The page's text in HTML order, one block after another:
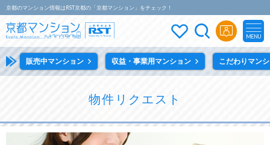
京都のマンション情報はRST京都の「京都マンション」をチェック！
MENU
販売中マンション 収益・事業用マンション こだわりマン
物件リクエスト